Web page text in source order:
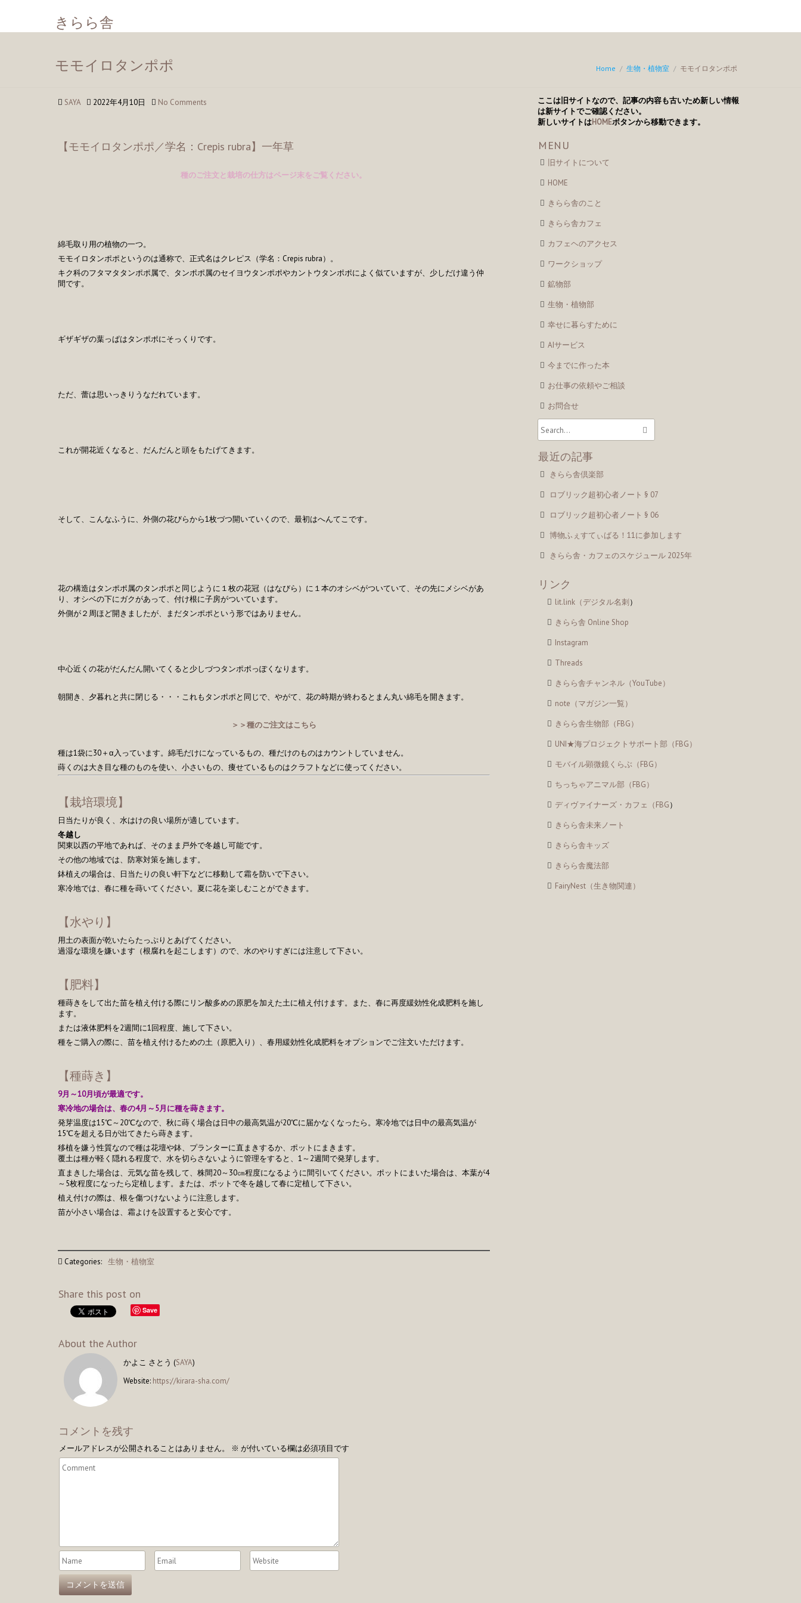
きらら舎
Home / 生物・植物室 / モモイロタンポポ
モモイロタンポポ
SAYA 2022年4月10日 No Comments
【モモイロタンポポ／学名：Crepis rubra】一年草
種のご注文と栽培の仕方はページ末をご覧ください。
綿毛取り用の植物の一つ。
モモイロタンポポというのは通称で、正式名はクレピス（学名：Crepis rubra）。
キク科のフタマタタンポポ属で、タンポポ属のセイヨウタンポポやカントウタンポポによく似ていますが、少しだけ違う仲
間です。
ギザギザの葉っぱはタンポポにそっくりです。
ただ、蕾は思いっきりうなだれています。
これが開花近くなると、だんだんと頭をもたげてきます。
そして、こんなふうに、外側の花びらから1枚づつ開いていくので、最初はへんてこです。
花の構造はタンポポ属のタンポポと同じように１枚の花冠（はなびら）に１本のオシベがついていて、その先にメシベがあ
り、オシベの下にガクがあって、付け根に子房がついています。
外側が２周ほど開きましたが、まだタンポポという形ではありません。
中心近くの花がだんだん開いてくると少しづつタンポポっぽくなります。
朝開き、夕暮れと共に閉じる・・・これもタンポポと同じで、やがて、花の時期が終わるとまん丸い綿毛を開きます。
＞＞種のご注文はこちら
種は1袋に30＋α入っています。綿毛だけになっているもの、種だけのものはカウントしていません。
蒔くのは大き目な種のものを使い、小さいもの、痩せているものはクラフトなどに使ってください。
【栽培環境】
日当たりが良く、水はけの良い場所が適しています。
冬越し
関東以西の平地であれば、そのまま戸外で冬越し可能です。
その他の地域では、防寒対策を施します。
鉢植えの場合は、日当たりの良い軒下などに移動して霜を防いで下さい。
寒冷地では、春に種を蒔いてください。夏に花を楽しむことができます。
【水やり】
用土の表面が乾いたらたっぷりとあげてください。
過湿な環境を嫌います（根腐れを起こします）ので、水のやりすぎには注意して下さい。
【肥料】
種蒔きをして出た苗を植え付ける際にリン酸多めの原肥を加えた土に植え付けます。また、春に再度緩効性化成肥料を施し
ます。
または液体肥料を2週間に1回程度、施して下さい。
種をご購入の際に、苗を植え付けるための土（原肥入り）、春用緩効性化成肥料をオプションでご注文いただけます。
【種蒔き】
9月～10月頃が最適です。
寒冷地の場合は、春の4月～5月に種を蒔きます。
発芽温度は15℃～20℃なので、秋に蒔く場合は日中の最高気温が20℃に届かなくなったら。寒冷地では日中の最高気温が
15℃を超える日が出てきたら蒔きます。
移植を嫌う性質なので種は花壇や鉢、プランターに直まきするか、ポットにまきます。
覆土は種が軽く隠れる程度で、水を切らさないように管理をすると、1～2週間で発芽します。
直まきした場合は、元気な苗を残して、株間20～30㎝程度になるように間引いてください。ポットにまいた場合は、本葉が4
～5枚程度になったら定植します。または、ポットで冬を越して春に定植して下さい。
植え付けの際は、根を傷つけないように注意します。
苗が小さい場合は、霜よけを設置すると安心です。
Categories: 生物・植物室
Share this post on
Save
About the Author
かよこ さとう (SAYA)
Website: https://kirara-sha.com/
コメントを残す
メールアドレスが公開されることはありません。 ※ が付いている欄は必須項目です
ここは旧サイトなので、記事の内容も古いため新しい情報
は新サイトでご確認ください。
新しいサイトはHOMEボタンから移動できます。
MENU
旧サイトについて
HOME
きらら舎のこと
きらら舎カフェ
カフェヘのアクセス
ワークショップ
鉱物部
生物・植物部
幸せに暮らすために
AIサービス
今までに作った本
お仕事の依頼やご相談
お問合せ
最近の記事
きらら舎倶楽部
ロブリック超初心者ノート § 07
ロブリック超初心者ノート § 06
博物ふぇすてぃばる！11に参加します
きらら舎・カフェのスケジュール 2025年
リンク
lit.link（デジタル名刺）
きらら舎 Online Shop
Instagram
Threads
きらら舎チャンネル（YouTube）
note（マガジン一覧）
きらら舎生物部（FBG）
UNI★海プロジェクトサポート部（FBG）
モバイル顕微鏡くらぶ（FBG）
ちっちゃアニマル部（FBG）
ディヴァイナーズ・カフェ（FBG）
きらら舎未来ノート
きらら舎キッズ
きらら舎魔法部
FairyNest（生き物関連）